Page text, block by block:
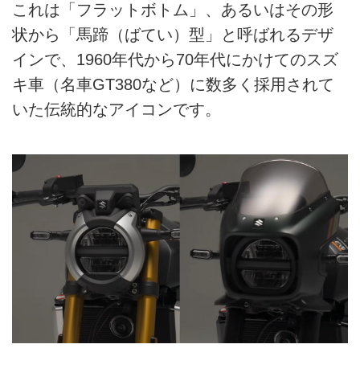
これは「フラットボトム」、あるいはその形
状から「馬蹄（ばてい）型」と呼ばれるデザ
インで、1960年代から70年代にかけてのスズ
キ車（名車GT380など）に数多く採用されて
いた伝統的なアイコンです。